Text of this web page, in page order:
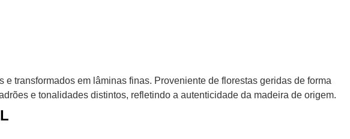
transformados em lâminas finas. Proveniente de florestas geridas de forma
e tonalidades distintos, refletindo a autenticidade da madeira de origem.